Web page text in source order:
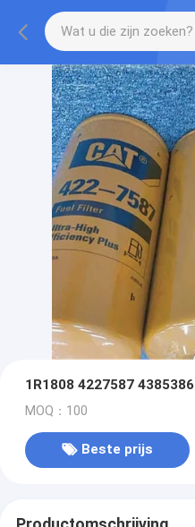
1R1808 4227587 4385386
MOQ：100
Beste prijs